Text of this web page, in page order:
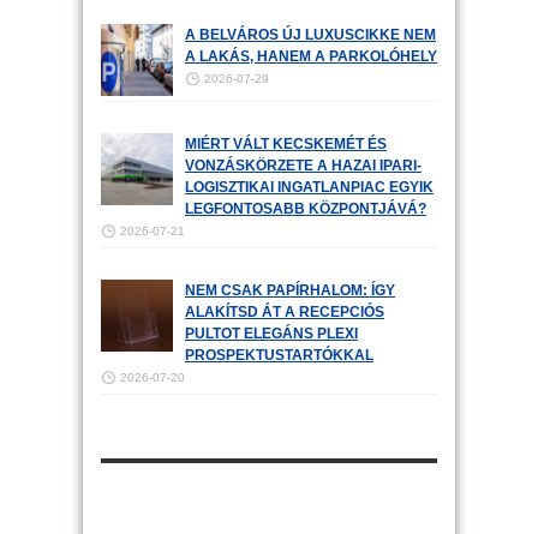
A BELVÁROS ÚJ LUXUSCIKKE NEM
A LAKÁS, HANEM A PARKOLÓHELY
2026-07-29
MIÉRT VÁLT KECSKEMÉT ÉS
VONZÁSKÖRZETE A HAZAI IPARI-
LOGISZTIKAI INGATLANPIAC EGYIK
LEGFONTOSABB KÖZPONTJÁVÁ?
2026-07-21
NEM CSAK PAPÍRHALOM: ÍGY
ALAKÍTSD ÁT A RECEPCIÓS
PULTOT ELEGÁNS PLEXI
PROSPEKTUSTARTÓKKAL
2026-07-20